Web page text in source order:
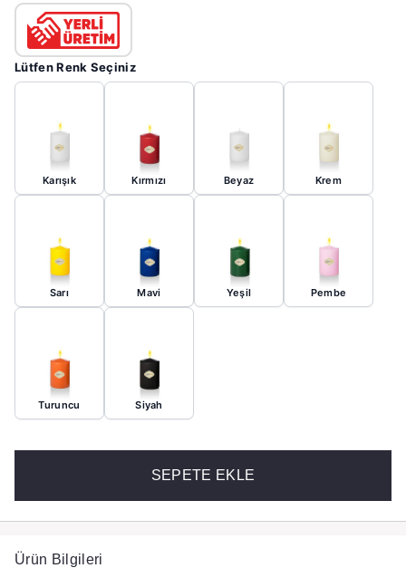
Lütfen Renk Seçiniz
Karışık Kırmızı Beyaz Krem
Sarı Mavi Yeşil Pembe
Turuncu Siyah
SEPETE EKLE
Ürün Bilgileri